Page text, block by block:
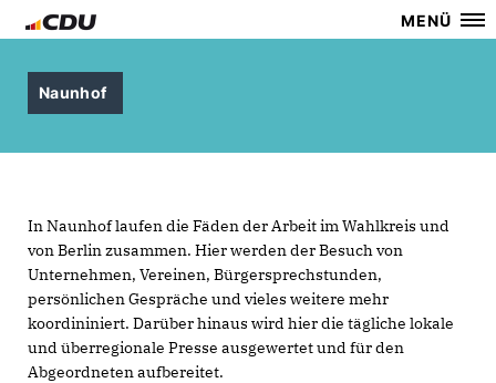
MENÜ
Naunhof
In Naunhof laufen die Fäden der Arbeit im Wahlkreis und
von Berlin zusammen. Hier werden der Besuch von
Unternehmen, Vereinen, Bürgersprechstunden,
persönlichen Gespräche und vieles weitere mehr
koordininiert. Darüber hinaus wird hier die tägliche lokale
und überregionale Presse ausgewertet und für den
Abgeordneten aufbereitet.